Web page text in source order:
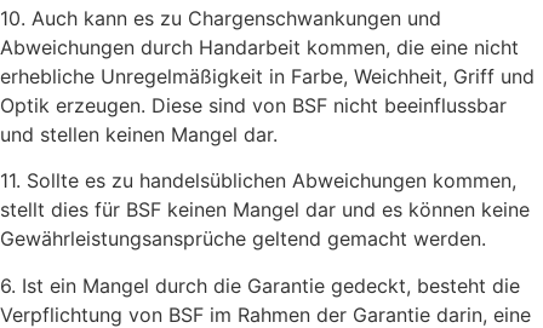
10. Auch kann es zu Chargenschwankungen und
Abweichungen durch Handarbeit kommen, die eine nicht
erhebliche Unregelmäßigkeit in Farbe, Weichheit, Griff und
Optik erzeugen. Diese sind von BSF nicht beeinflussbar
und stellen keinen Mangel dar.
11. Sollte es zu handelsüblichen Abweichungen kommen,
stellt dies für BSF keinen Mangel dar und es können keine
Gewährleistungsansprüche geltend gemacht werden.
6. Ist ein Mangel durch die Garantie gedeckt, besteht die
Verpflichtung von BSF im Rahmen der Garantie darin, eine